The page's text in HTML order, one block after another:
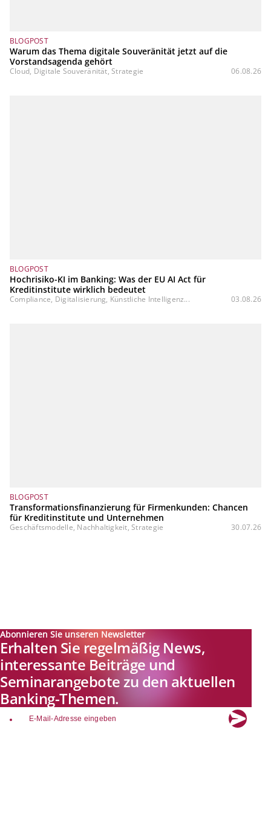
BLOGPOST
Warum das Thema digitale Souveränität jetzt auf die
Vorstandsagenda gehört
Cloud, Digitale Souveränität, Strategie 06.08.26
BLOGPOST
Hochrisiko-KI im Banking: Was der EU AI Act für
Kreditinstitute wirklich bedeutet
Compliance, Digitalisierung, Künstliche Intelligenz... 03.08.26
BLOGPOST
Transformationsfinanzierung für Firmenkunden: Chancen
für Kreditinstitute und Unternehmen
Geschäftsmodelle, Nachhaltigkeit, Strategie 30.07.26
Abonnieren Sie unseren Newsletter
Erhalten Sie regelmäßig News,
interessante Beiträge und
Seminarangebote zu den aktuellen
Banking-Themen.
email